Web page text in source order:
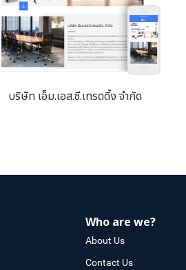
บริษัท เอ็ม.เอส.ซี.เทรดดิ้ง จำกัด
Who are we?
About Us
Contact Us